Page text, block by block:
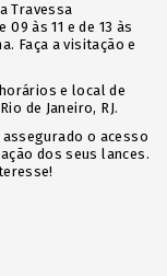
Travessa
09 às 11 e de 13 às
Faça a visitação e
e local de
de Janeiro, RJ.
o acesso
dos seus lances.